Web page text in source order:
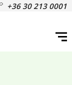
+36 30 213 0001